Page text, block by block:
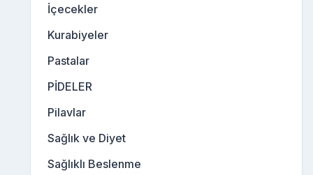
İçecekler
Kurabiyeler
Pastalar
PİDELER
Pilavlar
Sağlık ve Diyet
Sağlıklı Beslenme